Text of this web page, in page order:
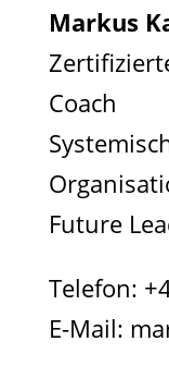
Markus
Coach
Future
Telefon:
E-Mail: